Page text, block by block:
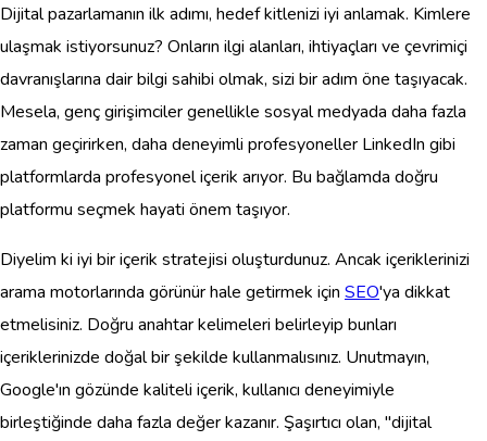
Dijital pazarlamanın ilk adımı, hedef kitlenizi iyi anlamak. Kimlere
ulaşmak istiyorsunuz? Onların ilgi alanları, ihtiyaçları ve çevrimiçi
davranışlarına dair bilgi sahibi olmak, sizi bir adım öne taşıyacak.
Mesela, genç girişimciler genellikle sosyal medyada daha fazla
zaman geçirirken, daha deneyimli profesyoneller LinkedIn gibi
platformlarda profesyonel içerik arıyor. Bu bağlamda doğru
platformu seçmek hayati önem taşıyor.
Diyelim ki iyi bir içerik stratejisi oluşturdunuz. Ancak içeriklerinizi
arama motorlarında görünür hale getirmek için SEO'ya dikkat
etmelisiniz. Doğru anahtar kelimeleri belirleyip bunları
içeriklerinizde doğal bir şekilde kullanmalısınız. Unutmayın,
Google'ın gözünde kaliteli içerik, kullanıcı deneyimiyle
birleştiğinde daha fazla değer kazanır. Şaşırtıcı olan, "dijital